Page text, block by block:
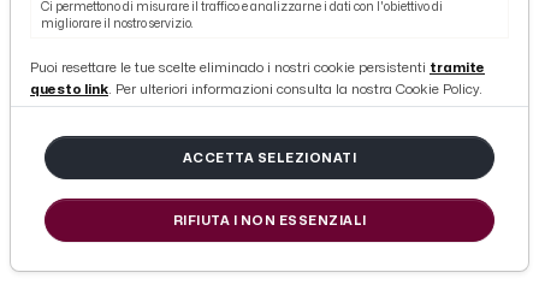
Fenati pensa ad Ascoli dopo la
vittoria in Texas: “Venite a visitare
nostro bellissimo territorio”
di Redazione Picenotime
Ci permettono di misurare il traffico e analizzarne i dati con l'obiettivo di
migliorare il nostro servizio.
Puoi resettare le tue scelte eliminado i nostri cookie persistenti tramite
questo link. Per ulteriori informazioni consulta la nostra Cookie Policy.
ACCETTA SELEZIONATI
RIFIUTA I NON ESSENZIALI